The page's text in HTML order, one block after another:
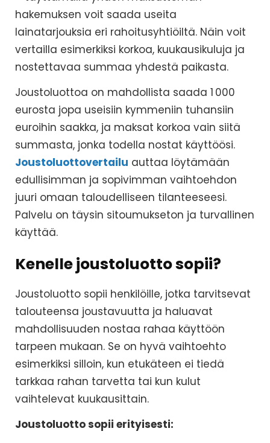
hakemuksen voit saada useita
lainatarjouksia eri rahoitusyhtiöiltä. Näin voit
vertailla esimerkiksi korkoa, kuukausikuluja ja
nostettavaa summaa yhdestä paikasta.
Joustoluottoa on mahdollista saada 1 000
eurosta jopa useisiin kymmeniin tuhansiin
euroihin saakka, ja maksat korkoa vain siitä
summasta, jonka todella nostat käyttöösi.
Joustoluottovertailu auttaa löytämään
edullisimman ja sopivimman vaihtoehdon
juuri omaan taloudelliseen tilanteeseesi.
Palvelu on täysin sitoumukseton ja turvallinen
käyttää.
Kenelle joustoluotto sopii?
Joustoluotto sopii henkilöille, jotka tarvitsevat
talouteensa joustavuutta ja haluavat
mahdollisuuden nostaa rahaa käyttöön
tarpeen mukaan. Se on hyvä vaihtoehto
esimerkiksi silloin, kun etukäteen ei tiedä
tarkkaa rahan tarvetta tai kun kulut
vaihtelevat kuukausittain.
Joustoluotto sopii erityisesti: